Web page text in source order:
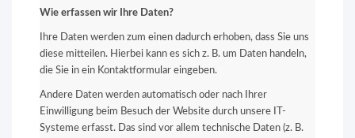
Wie erfassen wir Ihre Daten?
Ihre Daten werden zum einen dadurch erhoben, dass Sie uns
diese mitteilen. Hierbei kann es sich z. B. um Daten handeln,
die Sie in ein Kontaktformular eingeben.
Andere Daten werden automatisch oder nach Ihrer
Einwilligung beim Besuch der Website durch unsere IT-
Systeme erfasst. Das sind vor allem technische Daten (z. B.